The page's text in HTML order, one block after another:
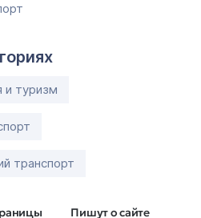
и туризм
транспорт
Пишут о сайте